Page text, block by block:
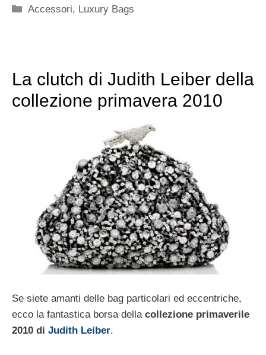
Categorie
Accessori, Luxury Bags
La clutch di Judith Leiber della
collezione primavera 2010
Se siete amanti delle bag particolari ed eccentriche,
ecco la fantastica borsa della collezione primaverile
2010 di Judith Leiber.